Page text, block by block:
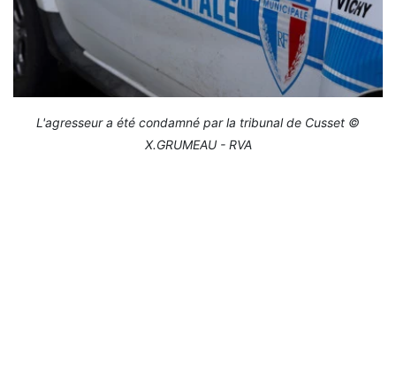
L'agresseur a été condamné par la tribunal de Cusset ©
X.GRUMEAU - RVA